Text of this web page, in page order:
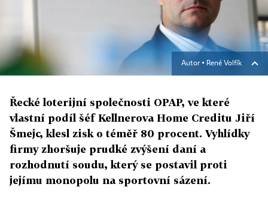
Autor ▪ René Volfík
Řecké loterijní společnosti OPAP, ve které
vlastní podíl šéf Kellnerova Home Creditu Jiří
Šmejc, klesl zisk o téměř 80 procent. Vyhlídky
firmy zhoršuje prudké zvýšení daní a
rozhodnutí soudu, který se postavil proti
jejímu monopolu na sportovní sázení.